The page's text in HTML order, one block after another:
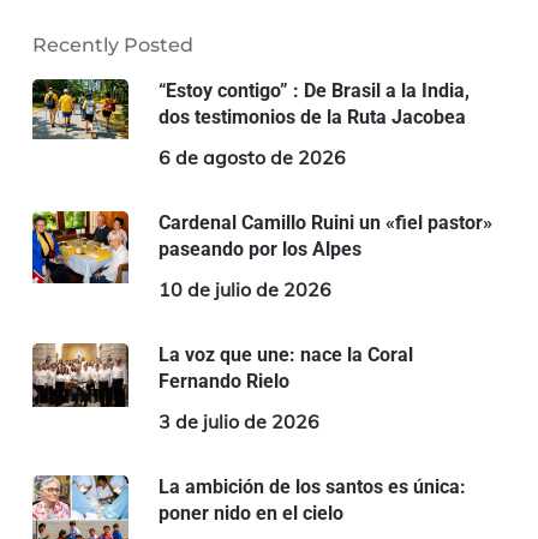
Recently Posted
“Estoy contigo” : De Brasil a la India,
dos testimonios de la Ruta Jacobea
6 de agosto de 2026
Cardenal Camillo Ruini un «fiel pastor»
paseando por los Alpes
10 de julio de 2026
La voz que une: nace la Coral
Fernando Rielo
3 de julio de 2026
La ambición de los santos es única:
poner nido en el cielo